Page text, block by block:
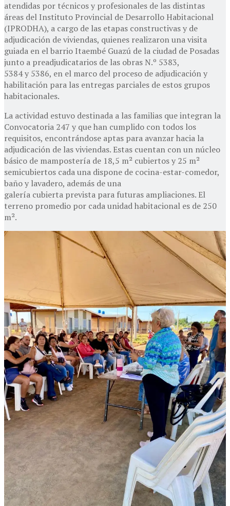
atendidas por técnicos y profesionales de las distintas
áreas del Instituto Provincial de Desarrollo Habitacional
(IPRODHA), a cargo de las etapas constructivas y de
adjudicación de viviendas, quienes realizaron una visita
guiada en el barrio Itaembé Guazú de la ciudad de Posadas
junto a preadjudicatarios de las obras N.º 5383,
5384 y 5386, en el marco del proceso de adjudicación y
habilitación para las entregas parciales de estos grupos
habitacionales.
La actividad estuvo destinada a las familias que integran la
Convocatoria 247 y que han cumplido con todos los
requisitos, encontrándose aptas para avanzar hacia la
adjudicación de las viviendas. Estas cuentan con un núcleo
básico de mampostería de 18,5 m² cubiertos y 25 m²
semicubiertos cada una dispone de cocina-estar-comedor,
baño y lavadero, además de una
galería cubierta prevista para futuras ampliaciones. El
terreno promedio por cada unidad habitacional es de 250
m².